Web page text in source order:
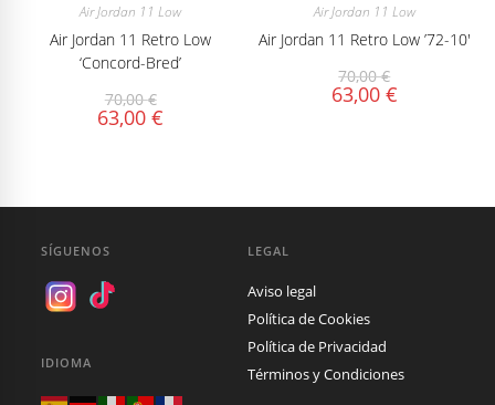
Air Jordan 11 Low
Air Jordan 11 Retro Low
‘Concord-Bred’
70,00€
63,00€
Air Jordan 11 Low
Air Jordan 11 Retro Low ’72-10′
70,00€
63,00 €
SÍGUENOS
IDIOMA
LEGAL
Aviso legal
Política de Cookies
Política de Privacidad
Términos y Condiciones